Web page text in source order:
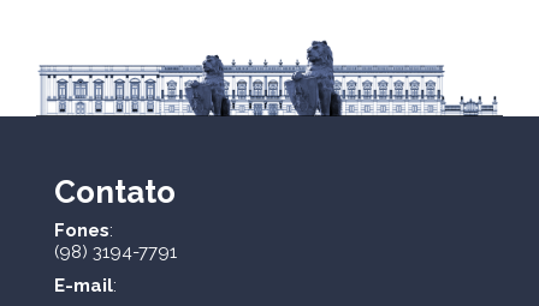
Contato
Fones:
(98) 3194-7791
E-mail: